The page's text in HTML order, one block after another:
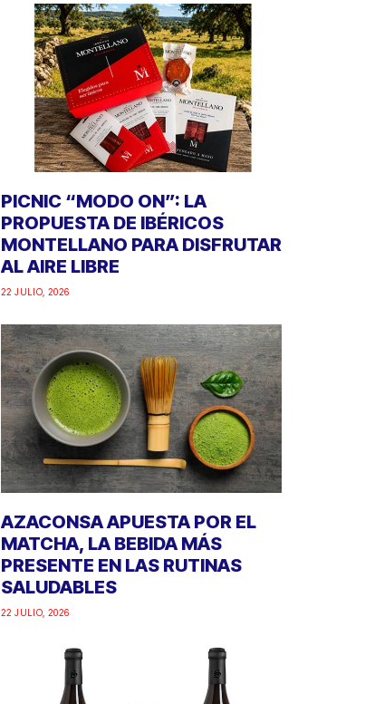
PICNIC “MODO ON”: LA
PROPUESTA DE IBÉRICOS
MONTELLANO PARA DISFRUTAR
AL AIRE LIBRE
22 JULIO, 2026
AZACONSA APUESTA POR EL
MATCHA, LA BEBIDA MÁS
PRESENTE EN LAS RUTINAS
SALUDABLES
22 JULIO, 2026